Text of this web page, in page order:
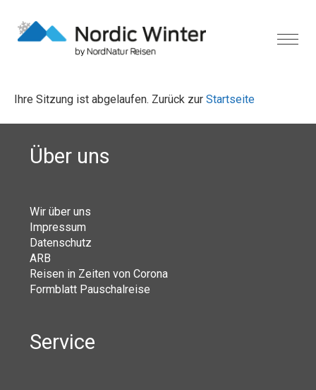
Ihre Sitzung ist abgelaufen. Zurück zur Startseite
Über uns
Wir über uns
Impressum
Datenschutz
ARB
Reisen in Zeiten von Corona
Formblatt Pauschalreise
Service